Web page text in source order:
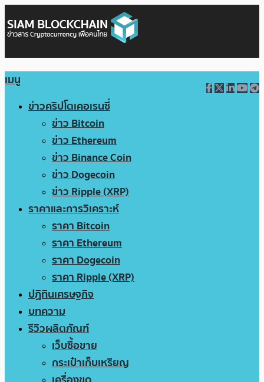
เมนู
ข่าวคริปโตเคอเรนซี่
ข่าว Bitcoin
ข่าว Ethereum
ข่าว Binance Coin
ข่าว Dogecoin
ข่าว Ripple (XRP)
ราคาและการวิเคราะห์
ราคา Bitcoin
ราคา Ethereum
ราคา Dogecoin
ราคา Ripple (XRP)
ปฏิทินเศรษฐกิจ
บทความ
รีวิวผลิตภัณฑ์
เว็บซื้อขาย
กระเป๋าเก็บเหรียญ